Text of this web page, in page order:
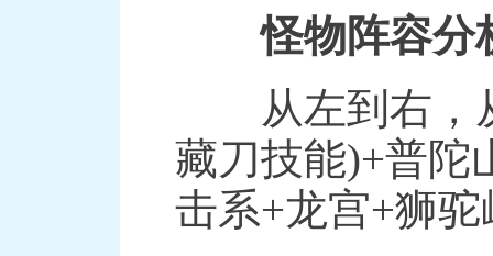
怪物阵容分
从左到右，从
藏刀技能)+普陀
击系+龙宫+狮驼